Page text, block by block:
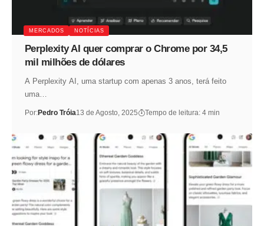
MERCADOS NOTÍCIAS
Perplexity AI quer comprar o Chrome por 34,5
mil milhões de dólares
A Perplexity AI, uma startup com apenas 3 anos, terá feito
uma…
Por:Pedro Tróia13 de Agosto, 2025 Tempo de leitura: 4 min